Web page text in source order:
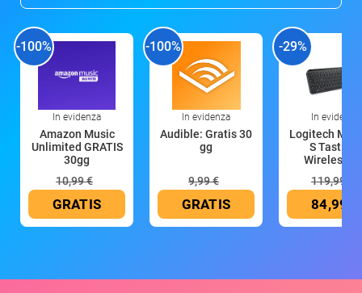
-100%
In evidenza
Amazon Music
Unlimited GRATIS
30gg
10,99 €
GRATIS
-100%
In evidenza
Audible: Gratis 30
gg
9,99 €
GRATIS
-29%
In evidenza
Logitech MX
S Tastiera
Wireless
119,99 €
84,99 €